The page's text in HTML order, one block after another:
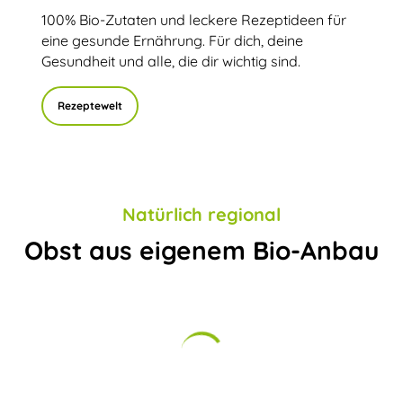
100% Bio-Zutaten und leckere Rezeptideen für
eine gesunde Ernährung. Für dich, deine
Gesundheit und alle, die dir wichtig sind.
Rezeptewelt
Natürlich regional
Obst aus eigenem Bio-Anbau